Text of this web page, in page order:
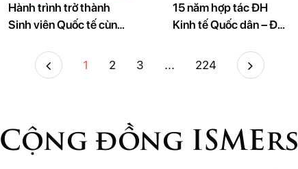
Hành trình trở thành
Sinh viên Quốc tế cùng
15 năm hợp tác ĐH
Kinh tế Quốc dân – ĐH
Anh): Từ Liên kết đào
tạo đến Hệ sinh thái
1 2 3 ... 224
Cộng đồng ISMErs